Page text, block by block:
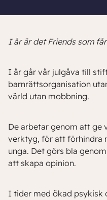
I år är det Friends som
I år går vår julgåva till
barnrättsorganisation
värld utan mobbning.
De arbetar genom att ge
verktyg, för att förhindra
unga. Det görs bla
att skapa opinion.
I tider med ökad psykisk